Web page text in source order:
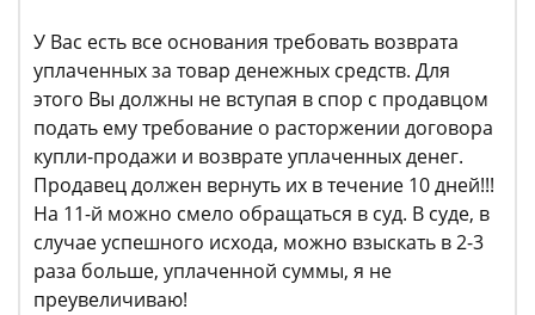
У Вас есть все основания требовать возврата
уплаченных за товар денежных средств. Для
этого Вы должны не вступая в спор с продавцом
подать ему требование о расторжении договора
купли-продажи и возврате уплаченных денег.
Продавец должен вернуть их в течение 10 дней!!!
На 11-й можно смело обращаться в суд. В суде, в
случае успешного исхода, можно взыскать в 2-3
раза больше, уплаченной суммы, я не
преувеличиваю!